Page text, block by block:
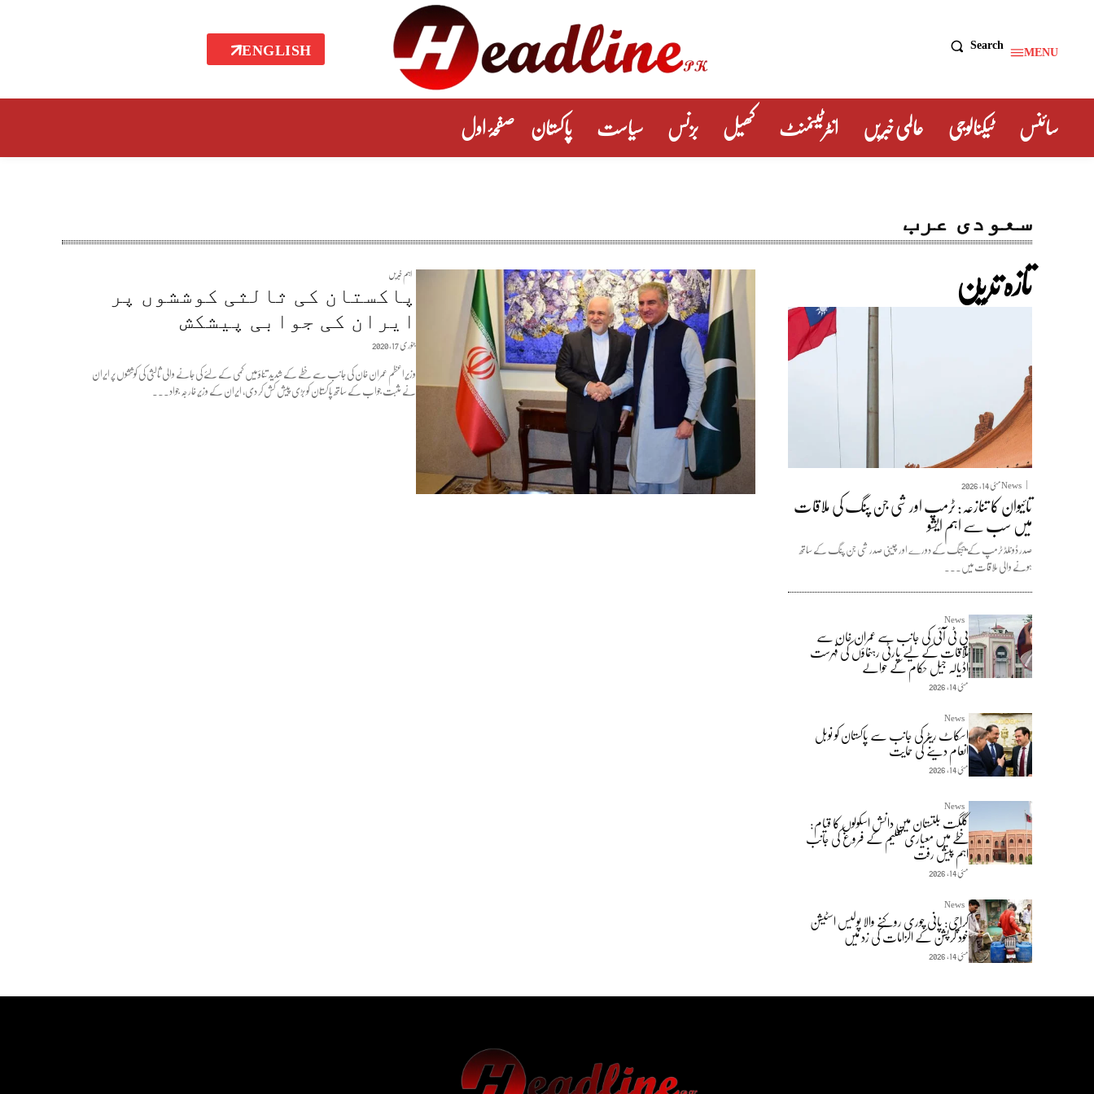
MENU
Search
ENGLISH
سائنس ٹیکنالوجی عالمی خبریں انٹرٹینمنٹ کھیل بزنس سیاست پاکستان صفحۂ اول
سعودی عرب
اہم خبریں
پاکستان کی ثالثی کوششوں پر
ایران کی جوابی پیشکش
جنوری 17, 2020
وزیراعظم عمران خان کی جانب سے خطے کے شدید تناؤ میں کمی کے لئے کی جانے والی ثالثی کی کوششوں پر ایران
نے مثبت جواب کے ساتھ پاکستان کو بڑی پیش کش کر دی، ایران کے وزیر خارجہ جواد...
تازہ ترین
Newsمئی 14, 2026
تائیوان کا تنازعہ: ٹرمپ اور شی جن پنگ کی ملاقات
میں سب سے اہم ایشو
صدر ڈونلڈ ٹرمپ کے بیجنگ کے دورے اور چینی صدر شی جن پنگ کے ساتھ
ہونے والی ملاقات میں...
News
پی ٹی آئی کی جانب سے عمران خان سے
ملاقات کے لیے پارٹی رہنماؤں کی فہرست
اڈیالہ جیل حکام کے حوالے
مئی 14, 2026
News
اسکاٹ ریٹر کی جانب سے پاکستان کو نوبل
انعام دینے کی حمایت
مئی 14, 2026
News
گلگت بلتستان میں دانش اسکولوں کا قیام:
خطے میں معیاری تعلیم کے فروغ کی جانب
اہم پیش رفت
مئی 14, 2026
News
کراچی: پانی چوری روکنے والا پولیس اسٹیشن
خود کرپشن کے الزامات کی زد میں
مئی 14, 2026